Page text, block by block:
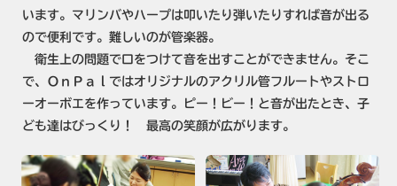
います。マリンバやハープは叩いたり弾いたりすれば音が出る
ので便利です。難しいのが管楽器。
衛生上の問題で口をつけて音を出すことができません。そこ
で、ＯｎＰａｌではオリジナルのアクリル管フルートやストロ
ーオーボエを作っています。ピー！ビー！と音が出たとき、子
ども達はびっくり！ 最高の笑顔が広がります。